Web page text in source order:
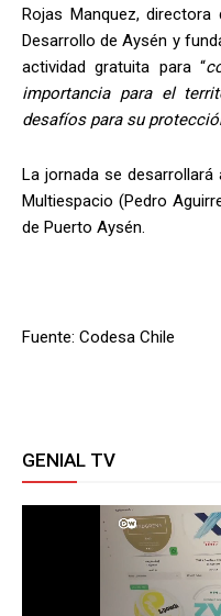
Rojas Manquez,
Desarrollo de Aysén y
actividad gratuita para “
importancia para el
desafíos para su
La jornada se
Multiespacio (Pedro
de Puerto Aysén.
Fuente: Codesa Chile
GENIAL TV